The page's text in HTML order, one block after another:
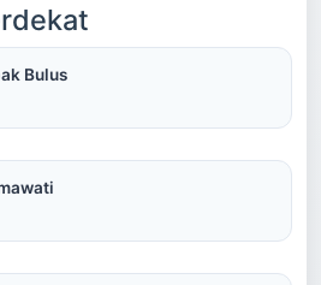
Bulus